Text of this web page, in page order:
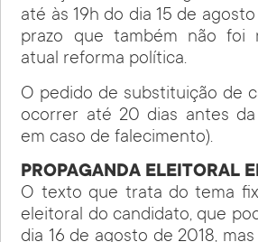
até às 19h do dia 15 de
prazo que também não foi
atual reforma política.
O pedido de substituição de
ocorrer até 20 dias antes
em caso de falecimento).
PROPAGANDA ELEITORAL
O texto que trata do tema
eleitoral do candidato, que
dia 16 de agosto de 2018,